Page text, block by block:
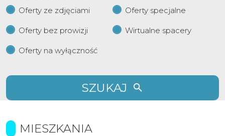
Oferty ze zdjęciami
Oferty specjalne
Oferty bez prowizji Wirtualne spacery
Oferty na wyłączność
SZUKAJ
MIESZKANIA